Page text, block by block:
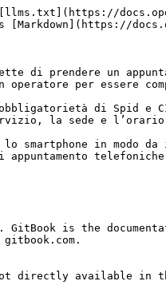
[llms.txt](https://
[Markdown](https://
di prendere un
per essere
l’obbligatorietà di
la sede e
smartphone in modo
is the
available in